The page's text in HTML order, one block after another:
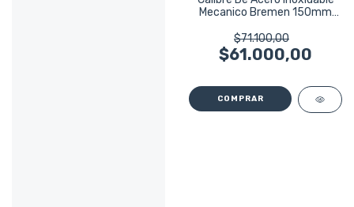
Mecanico Bremen 150mm
$71.100,00
$61.000,00